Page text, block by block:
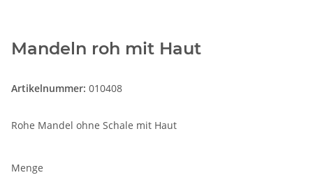
Mandeln roh mit Haut
Artikelnummer: 010408
Rohe Mandel ohne Schale mit Haut
Menge